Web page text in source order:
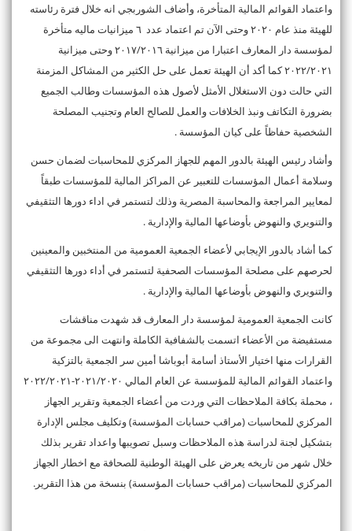
واعتماد القوائم المالية المتأخرة، وأضاف الشوربجي انه خلال فترة رئاسته
للهيئة منذ عام ٢٠٢٠ وحتى الآن تم اعتماد عدد ٦ ميزانيات ماليه متأخرة
لمؤسسة دار المعارف اعتبارا من ميزانية ٢٠١٧/٢٠١٦ وحتى ميزانية
٢٠٢٢/٢٠٢١ كما أكد أن الهيئة تعمل على حل الكثير من المشاكل المزمنة
التي حالت دون الاستغلال الأمثل لأصول هذه المؤسسات وطالب الجميع
بضرورة التكاتف ونبذ الخلافات والعمل للصالح العام وتجنيب المصلحة
الشخصية حفاظاً على كيان المؤسسة .
وأشاد رئيس الهيئة بالدور المهم للجهاز المركزي للمحاسبات لضمان حسن
وسلامة أعمال المؤسسات للتعبير عن المراكز المالية للمؤسسات طبقاً
لمعايير المراجعة والمحاسبة المصرية وذلك لتستمر في اداء دورها التثقيفي
والتنويري والنهوض بأوضاعها المالية والإدارية .
كما أشاد بالدور الإيجابي لأعضاء الجمعية العمومية من المنتخبين والمعينين
لحرصهم على مصلحة المؤسسات الصحفية لتستمر في أداء دورها التثقيفي
والتنويري والنهوض بأوضاعها المالية والإدارية .
كانت الجمعية العمومية لمؤسسة دار المعارف قد شهدت مناقشات
مستفيضة من الأعضاء اتسمت بالشفافية الكاملة وانتهت الى مجموعة من
القرارات منها اختيار الأستاذ أسامة أبوباشا أمين سر الجمعية بالتزكية
واعتماد القوائم المالية للمؤسسة عن العام المالي ٢٠٢١/٢٠٢٠-٢٠٢٢/٢٠٢١
، محملة بكافة الملاحظات التي وردت من أعضاء الجمعية وتقرير الجهاز
المركزي للمحاسبات (مراقب حسابات المؤسسة) وتكليف مجلس الإدارة
بتشكيل لجنة لدراسة هذه الملاحظات وسبل تصويبها واعداد تقرير بذلك
خلال شهر من تاريخه يعرض على الهيئة الوطنية للصحافة مع اخطار الجهاز
المركزي للمحاسبات (مراقب حسابات المؤسسة) بنسخة من هذا التقرير.